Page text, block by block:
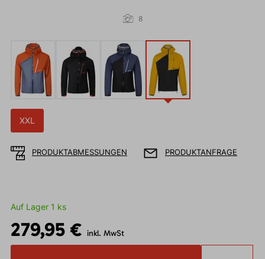
8
XXL
PRODUKTABMESSUNGEN PRODUKTANFRAGE
Auf Lager 1 ks
279,95 € inkl. MwSt